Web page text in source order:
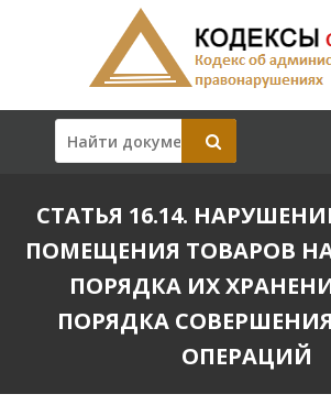
СТАТЬЯ 16.14.
ПОМЕЩЕНИЯ ТОВАРОВ
ПОРЯДКА ИХ
ПОРЯДКА
ОПЕРАЦИЙ